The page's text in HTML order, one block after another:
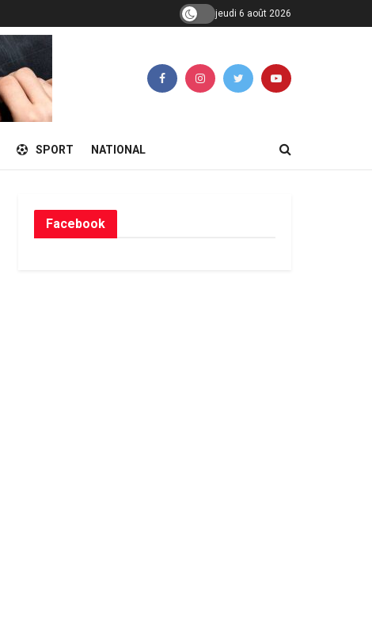
jeudi 6 août 2026
SPORT NATIONAL
Facebook